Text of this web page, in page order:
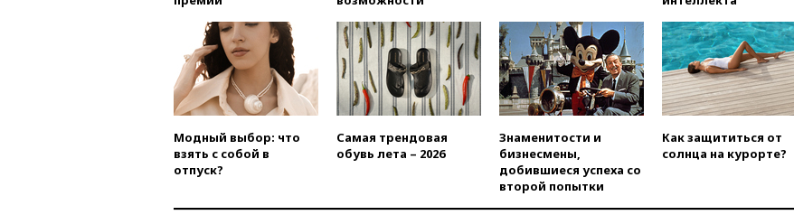
вчера, 16:55 При атаке дрона
ВСУ на больницу в Донецке
погибла женщина
вчера, 16:45Франция уже три
года не выдает визу
дипломату РФ
вчера, 16:35
три БПЛА на подлете к Москве
вчера, 16:15
произошел пожар
Модный выбор: что
взять с собой в
отпуск?
Самая трендовая
обувь лета – 2026
Знаменитости и
бизнесмены,
добившиеся успеха со
второй попытки
Как защититься от
солнца на курорте?